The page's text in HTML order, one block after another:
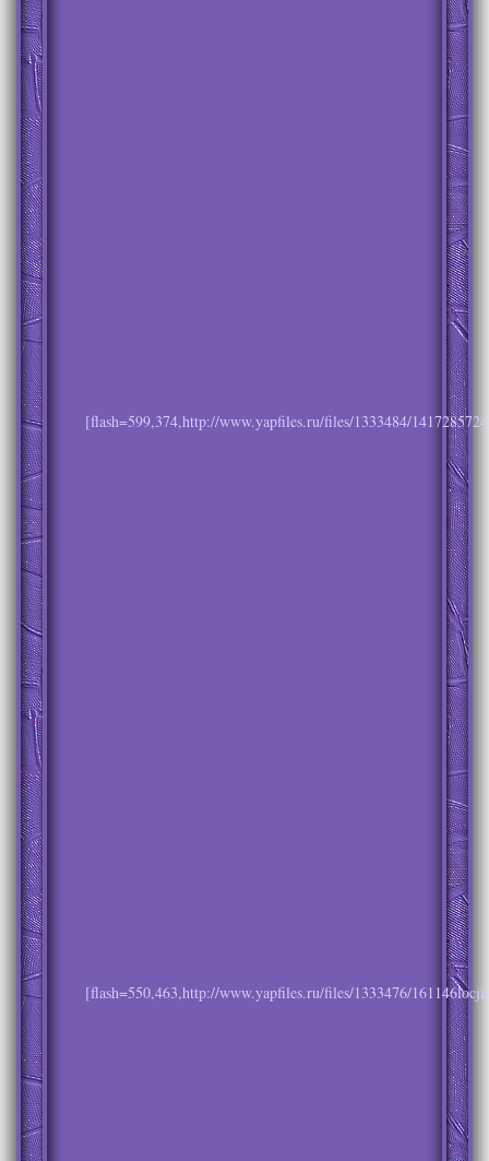
[flash=599,374,http://www.yapfiles.ru/files/1333484/
[flash=550,463,http://www.yapfiles.ru/files/1333476/